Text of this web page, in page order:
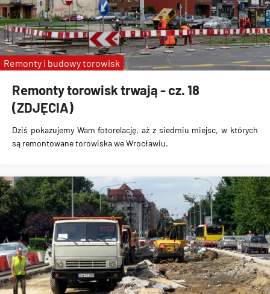
Remonty torowisk trwają - cz. 18
(ZDJĘCIA)
Dziś pokazujemy Wam fotorelację, aż z siedmiu miejsc, w których
są remontowane torowiska we Wrocławiu.
Remonty i budowy torowisk